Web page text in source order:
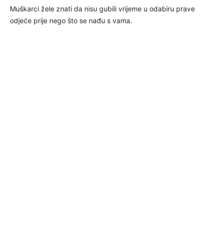
Muškarci žele znati da nisu gubili vrijeme u odabiru prave
odjeće prije nego što se nađu s vama.